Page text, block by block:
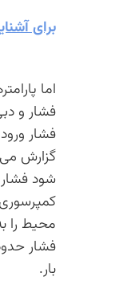
برای
اما
فشار و
فشار
گزارش
شود فشار
بار.